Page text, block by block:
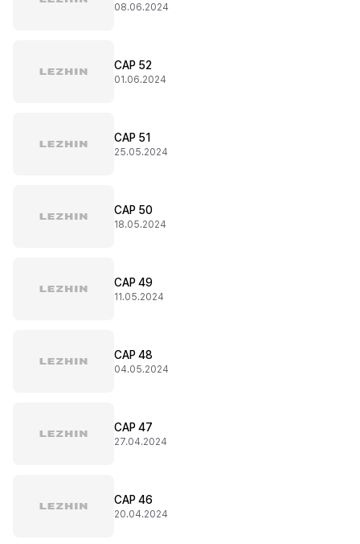
08.06.2024
CAP 52
01.06.2024
CAP 51
25.05.2024
CAP 50
18.05.2024
CAP 49
11.05.2024
CAP 48
04.05.2024
CAP 47
27.04.2024
CAP 46
20.04.2024